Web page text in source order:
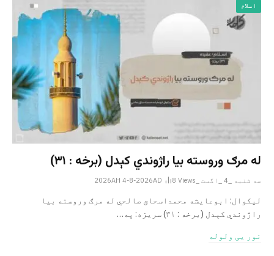
اسلام
له مرګ وروسته بیا راژوندي کېدل (برخه : ۳۱)
سه شنبه _4 _اگست _2026AH 4-8-2026AD 8 Views
لیکوال: ابوعایشه محمداسحاق صالحي له مرګ وروسته بیا
راژوندي کېدل (برخه : ۳۱) سریزه: په…
نور یی ولوله